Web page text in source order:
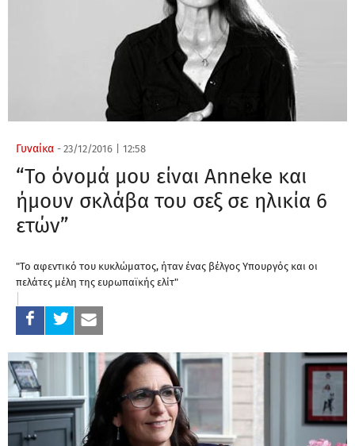
Γυναίκα - 23/12/2016 12:58
“Το όνομά μου είναι Anneke και
ήμουν σκλάβα του σεξ σε ηλικία 6
ετών”
"Το αφεντικό του κυκλώματος, ήταν ένας βέλγος Υπουργός και οι
πελάτες μέλη της ευρωπαϊκής ελίτ"